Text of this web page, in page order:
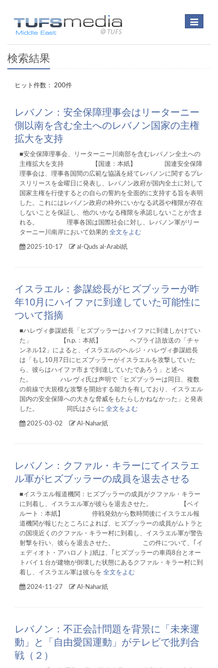
Toggle
検索結果
ヒット件数： 200件
レバノン：安全保障理事会はリーターニー
側以南を含む全土へのレバノン国家の主権
拡大を支持
■安全保障理事会、リーターニー川南部を含むレバノン全土への
主権拡大を支持 【国連：本紙】 国連安全保障
理事会は、理事各国間の広範な協議を経てレバノンに関するプレ
スリリースを金曜日に発表し、レバノン政府が国内全土に対して
国家主権を行使するとの自らの誓約を全面的に支持する旨を表明
した。これにはレバノン政府の枠外にいかなる武器や権限が存在
しないことを保証し、他のいかなる権限を承認しないことが含ま
れる。 理事各国は国際社会に対し、レバノン軍がリー
ターニー川南岸において効果的 全文をよむ
2025-10-17 al-Quds al-Arabi紙
イスラエル：参謀総長がヒズブッラーが昨
年10月にハイファに到達していた可能性に
ついて指摘
■ハレヴィ参謀総長「ヒズブッラーはハイファに到達しかけてい
た」 【n.p.：本紙】 ヘブライ語放送の「チャ
ンネル12」によると、イスラエルのヘルジ・ハレヴィ参謀総長
は「もし10月7日にヒズブッラーがイスラエルを攻撃していた
ら、彼らはハイファ市まで到達していたであろう」と述べ
た。 ハレヴィ氏は声明で「ヒズブッラーは同日、複数
の前線で大規模な攻撃を開始する能力を有しており、イスラエル
国内の安全保障への大きな脅威をもたらしかねなかった」と発表
した。 同氏はさらに 全文をよむ
2025-03-02 Al-Nahar紙
レバノン：クファル・キラーにてイスラエ
ル軍がヒズブッラーの成員を退去させる
■イスラエル報道機関：ヒズブッラーの成員がクファル・キラー
に到着し、イスラエル軍が彼らを退去させた。 【ベイ
ルート：本紙】 停戦発効から数時間後にイスラエル報
道機関が報じたところによれば、ヒズブッラーの成員がムトラと
の国境近くのクファル・キラー村に到着し、イスラエル軍が警告
射撃を行い、彼らを退去させた。 この件について、｢イ
ェディオト・アハロノト｣紙は、｢ヒズブッラーの車両8台とオー
トバイ１台が建物が倒壊した状態にあるクファル・キラー村に到
着し、イスラエル軍は彼らを 全文をよむ
2024-11-27 Al-Nahar紙
レバノン：不正会計問題を背景に「未来運
動」と「自由愛国運動」がテレビで批判合
戦（２）